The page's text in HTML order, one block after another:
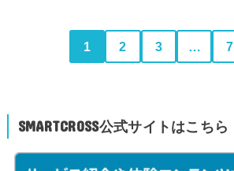
1 2 3 … 7
SMARTCROSS公式サイトはこちら